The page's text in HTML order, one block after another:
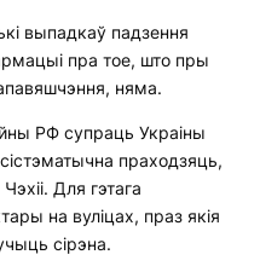
выпадкаў падзення
пра тое, што пры
няма.
РФ супраць Украіны
праходзяць,
Для гэтага
на вуліцах, праз якія
сірэна.